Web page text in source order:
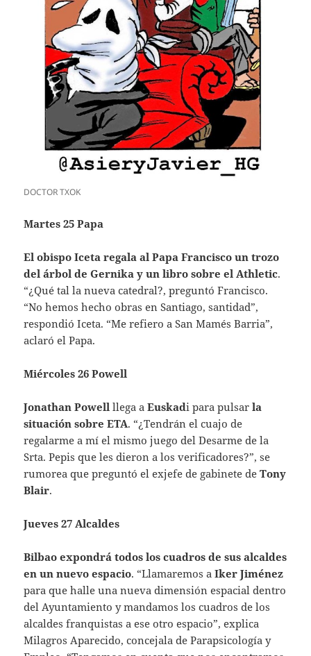
DOCTOR TXOK
Martes 25 Papa
El obispo Iceta regala al Papa Francisco un trozo
del árbol de Gernika y un libro sobre el Athletic.
“¿Qué tal la nueva catedral?, preguntó Francisco.
“No hemos hecho obras en Santiago, santidad”,
respondió Iceta. “Me refiero a San Mamés Barria”,
aclaró el Papa.
Miércoles 26 Powell
Jonathan Powell llega aEuskadi para pulsarla
situación sobre ETA. “¿Tendrán el cuajo de
regalarme a mí el mismo juego del Desarme de la
Srta. Pepis que les dieron a los verificadores?”, se
rumorea que preguntó el exjefe de gabinete deTony
Blair.
Jueves 27 Alcaldes
Bilbao expondrá todos los cuadros de sus alcaldes
en un nuevo espacio. “Llamaremos aIker Jiménez
para que halle una nueva dimensión espacial dentro
del Ayuntamiento y mandamos los cuadros de los
alcaldes franquistas a ese otro espacio”, explica
Milagros Aparecido, concejala de Parapsicología y